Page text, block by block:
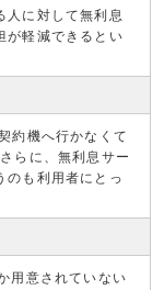
人に対して無利息
が軽減できるとい
約機へ行かなくて
らに、無利息サー
のも利用者にとっ
用意されていない